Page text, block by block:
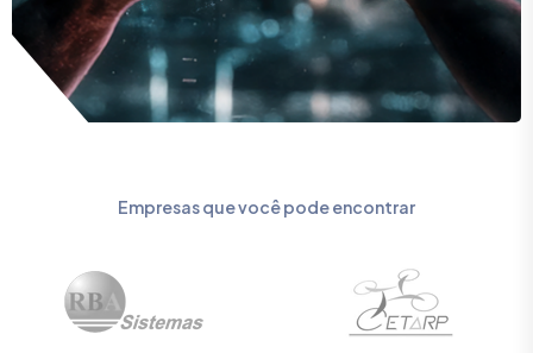
Empresas que você pode encontrar